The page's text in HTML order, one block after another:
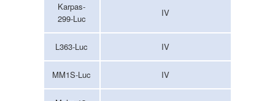
Karpas-
299-Luc
IV
L363-Luc IV
MM1S-Luc IV